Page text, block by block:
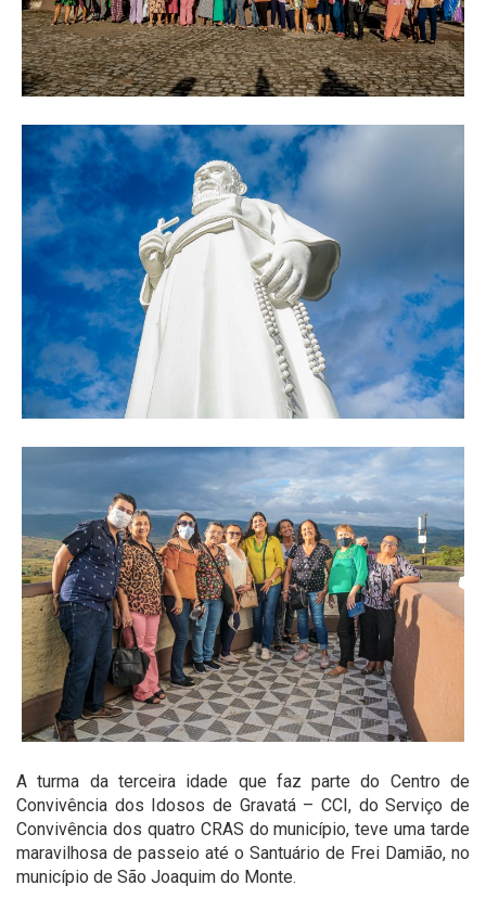
A turma da terceira idade que faz parte do Centro de
Convivência dos Idosos de Gravatá – CCI, do Serviço de
Convivência dos quatro CRAS do município, teve uma tarde
maravilhosa de passeio até o Santuário de Frei Damião, no
município de São Joaquim do Monte.